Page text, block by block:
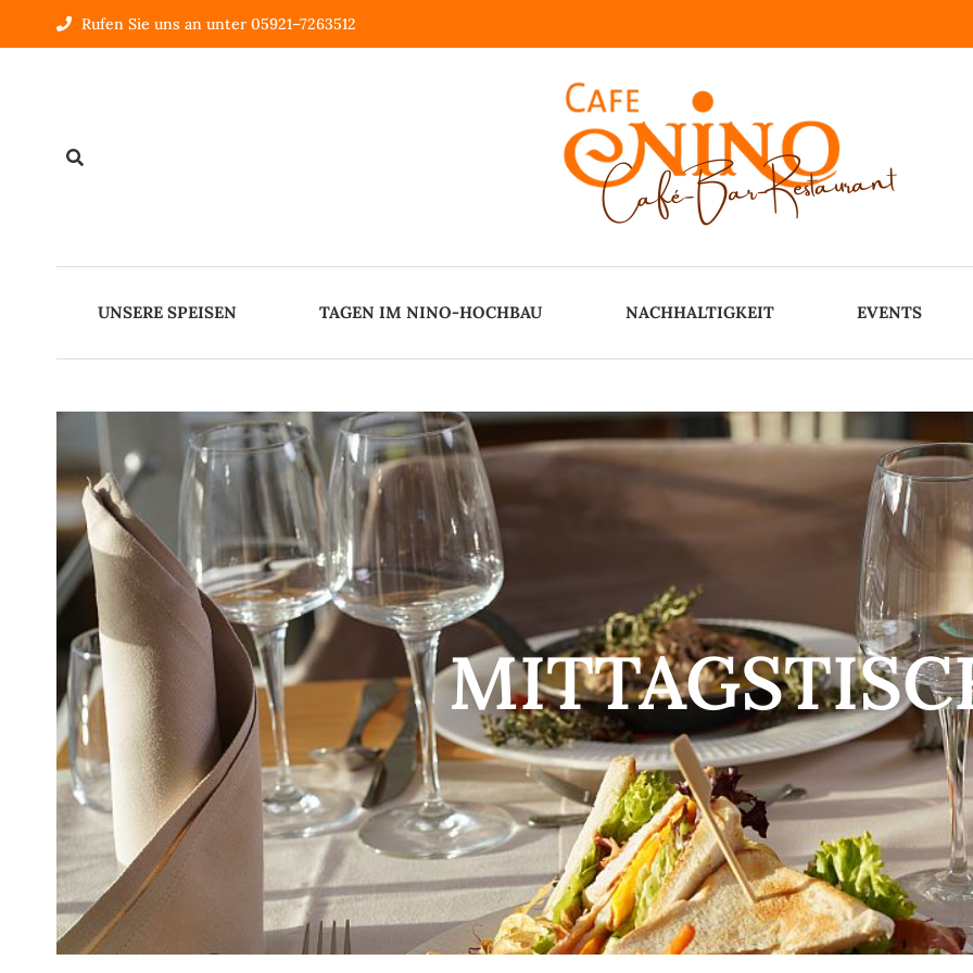
Rufen Sie uns an unter 05921–7263512
UNSERE SPEISEN TAGEN IM NINO-HOCHBAU NACHHALTIGKEIT EVENTS